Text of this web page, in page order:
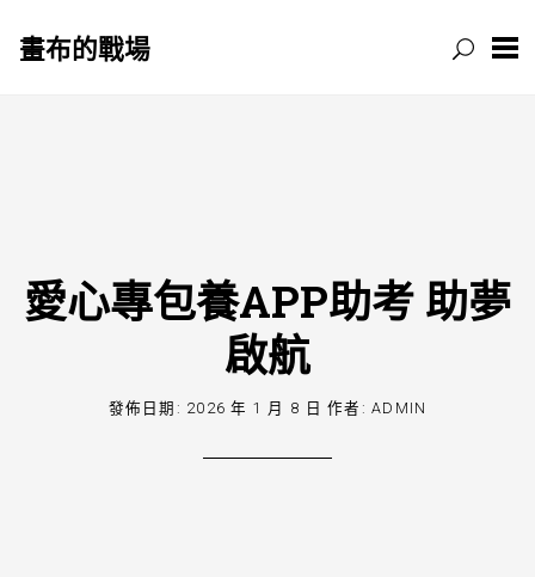
畫布的戰場
愛心專包養APP助考 助夢
啟航
發佈日期: 2026 年 1 月 8 日 作者:ADMIN